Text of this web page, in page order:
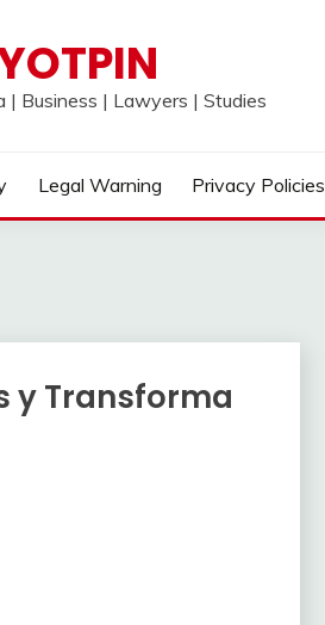
| Business | Lawyers | Studies
Legal Warning Privacy Policies
y Transforma